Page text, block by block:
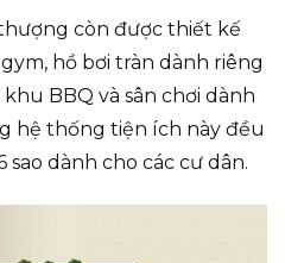
còn được thiết kế
hồ bơi tràn dành riêng
BBQ và sân chơi dành
hệ thống tiện ích này đều
dành cho các cư dân.